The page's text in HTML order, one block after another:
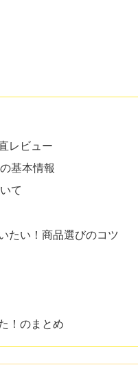
レビュー
基本情報
て
たい！商品選びのコツ
！のまとめ